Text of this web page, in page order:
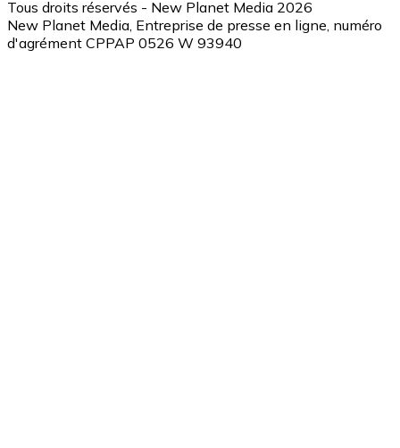
Tous droits réservés - New Planet Media 2026
New Planet Media, Entreprise de presse en ligne, numéro
d'agrément CPPAP 0526 W 93940